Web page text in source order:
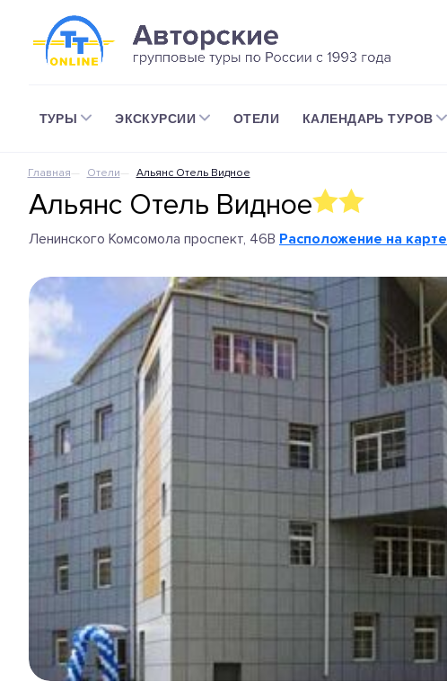
ТУРЫ ЭКСКУРСИИ ОТЕЛИ КАЛЕНДАРЬ ТУРОВ
Главная Отели Альянс Отель Видное
Альянс Отель Видное
Ленинского Комсомола проспект, 46В Расположение на карте